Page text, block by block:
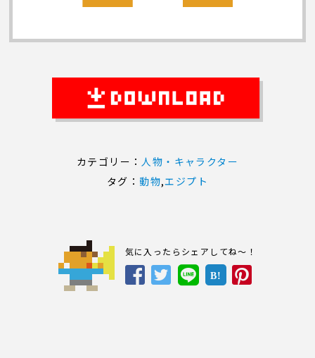
カテゴリー：人物・キャラクター
タグ： 動物,エジプト
気に入ったらシェアしてね～！
B!